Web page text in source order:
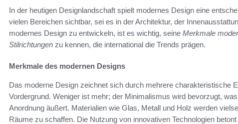
In der heutigen Designlandschaft spielt modernes Design eine
vielen Bereichen sichtbar, sei es in der Architektur, der
modernes Design zu entwickeln, ist es wichtig, seine Merkmale
Stilrichtungen zu kennen, die international die Trends prägen.
Merkmale des modernen Designs
Das moderne Design zeichnet sich durch mehrere charakteristische
Vordergrund. Weniger ist mehr; der Minimalismus wird bevorzugt,
Anordnung äußert. Materialien wie Glas, Metall und Holz werden
Räume zu schaffen. Die Nutzung von innovativen Technologien